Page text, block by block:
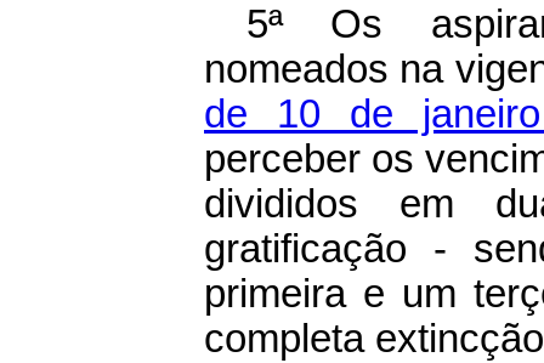
5ª Os
nomeados na
de 10 de
perceber os
divididos em
gratificação -
primeira e um
completa